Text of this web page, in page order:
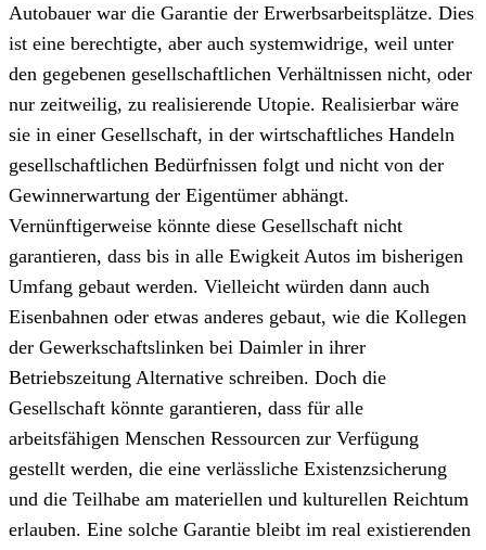
Autobauer war die Garantie der Erwerbsarbeitsplätze. Dies
ist eine berechtigte, aber auch systemwidrige, weil unter
den gegebenen gesellschaftlichen Verhältnissen nicht, oder
nur zeitweilig, zu realisierende Utopie. Realisierbar wäre
sie in einer Gesellschaft, in der wirtschaftliches Handeln
gesellschaftlichen Bedürfnissen folgt und nicht von der
Gewinnerwartung der Eigentümer abhängt.
Vernünftigerweise könnte diese Gesellschaft nicht
garantieren, dass bis in alle Ewigkeit Autos im bisherigen
Umfang gebaut werden. Vielleicht würden dann auch
Eisenbahnen oder etwas anderes gebaut, wie die Kollegen
der Gewerkschaftslinken bei Daimler in ihrer
Betriebszeitung Alternative schreiben. Doch die
Gesellschaft könnte garantieren, dass für alle
arbeitsfähigen Menschen Ressourcen zur Verfügung
gestellt werden, die eine verlässliche Existenzsicherung
und die Teilhabe am materiellen und kulturellen Reichtum
erlauben. Eine solche Garantie bleibt im real existierenden